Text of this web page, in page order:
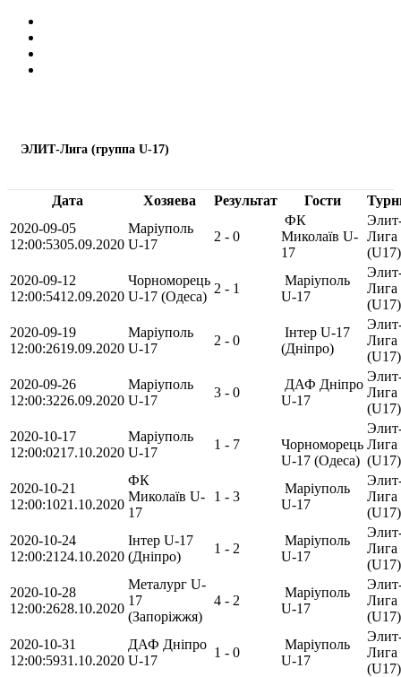
ЭЛИТ-Лига (группа U-17)
Дата Хозяева Результат Гости
2020-09-05
12:00:5305.09.2020
Марiуполь
U-17
2 - 0
ФК
Миколаїв U-
17
Лига
(U17)
2020-09-12
12:00:5412.09.2020
Чорноморець
U-17 (Одеса)
2 - 1
Марiуполь
U-17
Лига
(U17)
2020-09-19
12:00:2619.09.2020
Марiуполь
U-17
2 - 0
Інтер U-17
(Дніпро)
Лига
(U17)
2020-09-26
12:00:3226.09.2020
Марiуполь
U-17
3 - 0
ДАФ Дніпро
U-17
Лига
(U17)
2020-10-17
12:00:0217.10.2020
Марiуполь
U-17
1 - 7
Чорноморець
U-17 (Одеса)
Лига
(U17)
2020-10-21
12:00:1021.10.2020
ФК
Миколаїв U-
17
1 - 3
Марiуполь
U-17
Лига
(U17)
2020-10-24
12:00:21 24.10.2020
Інтер U-17
(Дніпро)
1 - 2
Марiуполь
U-17
Лига
(U17)
2020-10-28
12:00:2628.10.2020
Металург U-
17
(Запоріжжя)
4 - 2
Марiуполь
U-17
Лига
(U17)
2020-10-31
12:00:5931.10.2020
ДАФ Дніпро
U-17
1 - 0
Марiуполь
U-17
Лига
(U17)